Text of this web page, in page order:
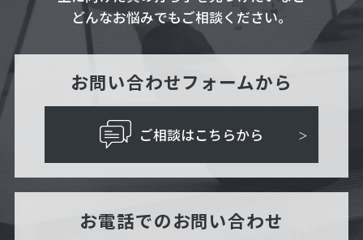
どんなお悩みでもご相談ください。
お問い合わせフォームから
ご相談はこちらから
お電話でのお問い合わせ